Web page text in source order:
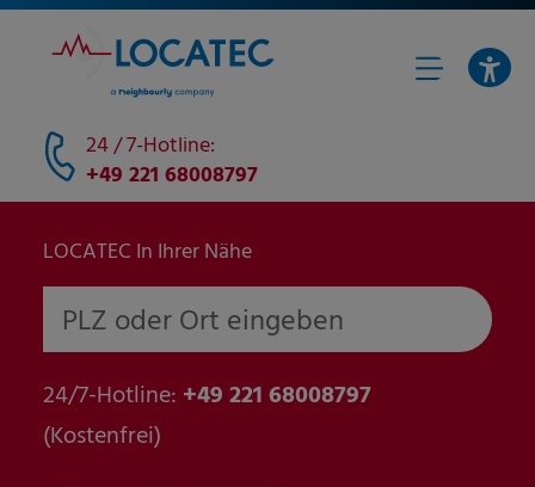
24 / 7-Hotline:
+49 221 68008797
LOCATEC In Ihrer Nähe
PLZ oder Ort eingeben
24/7-Hotline: +49 221 68008797
(Kostenfrei)